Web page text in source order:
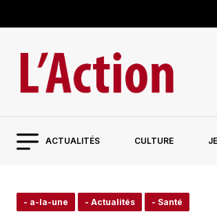
ACTUALITÉS CULTURE
- a-la-une - Actualités - Santé